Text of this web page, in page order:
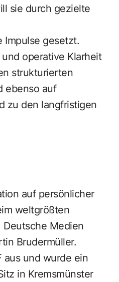
sie durch gezielte
Impulse gesetzt.
operative Klarheit
strukturierten
ebenso auf
zu den langfristigen
auf persönlicher
weltgrößten
Medien
Brudermüller.
aus und wurde ein
in Kremsmünster